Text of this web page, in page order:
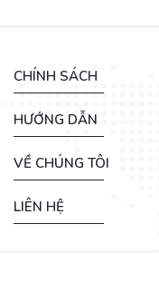
CHÍNH SÁCH
HƯỚNG DẪN
VỀ CHÚNG TÔI
LIÊN HỆ